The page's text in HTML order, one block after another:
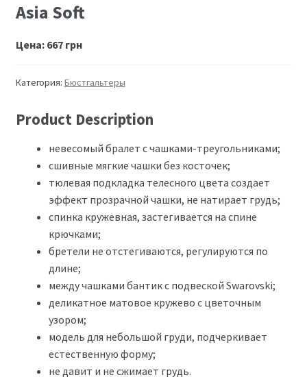
Asia Soft
Цена: 667грн
Категория: Бюстгальтеры
Product Description
невесомый бралет с чашками-треугольниками;
сшивные мягкие чашки без косточек;
тюлевая подкладка телесного цвета создает
эффект прозрачной чашки, не натирает грудь;
спинка кружевная, застегивается на спине
крючками;
бретели не отстегиваются, регулируются по
длине;
между чашками бантик с подвеской Swarovski;
деликатное матовое кружево с цветочным
узором;
модель для небольшой груди, подчеркивает
естественную форму;
не давит и не сжимает грудь.